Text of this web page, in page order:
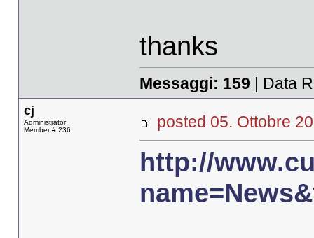
thanks
Messaggi: 159 | Data
cj
Administrator
Member # 236
posted 05. Ottobre
http://